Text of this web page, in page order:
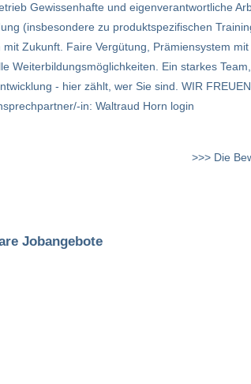
Gewissenhafte und eigenverantwortliche
(insbesondere zu produktspezifischen
mit Zukunft. Faire Vergütung, Prämiensystem
Weiterbildungsmöglichkeiten. Ein starkes
- hier zählt, wer Sie sind. WIR
in: Waltraud Horn login
>>> Die
Jobangebote